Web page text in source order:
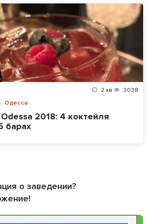
2 хв
3038
, Одесса
2018: 4 коктейля
барах
о заведении?